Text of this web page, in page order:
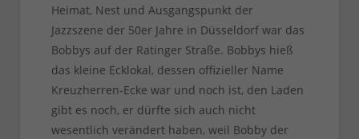
Heimat, Nest und Ausgangspunkt der
Jazzszene der 50er Jahre in Düsseldorf war das
Bobbys auf der Ratinger Straße. Bobbys hieß
das kleine Ecklokal, dessen offizieller Name
Kreuzherren-Ecke war und noch ist, den Laden
gibt es noch, er dürfte sich auch nicht
wesentlich verändert haben, weil Bobby der